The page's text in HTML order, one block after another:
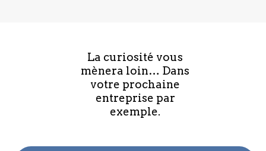
La curiosité vous
mènera loin… Dans
votre prochaine
entreprise par
exemple.